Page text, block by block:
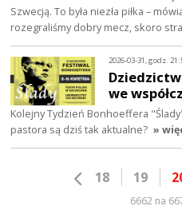
Szwecją. To była niezła piłka –
rozegraliśmy dobry mecz, skoro
2026-03-31, godz.
we
Kolejny Tydzień Bonhoeffera
pastora są dziś tak aktualne? »
18 19
6662 na